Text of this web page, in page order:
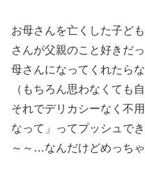
お母さんを亡くした子ど
さんが父親のこと好きだ
母さんになってくれたら
（もちろん思わなくても
それでデリカシーなく不
なって」ってプッシュで
～～…なんだけどめっち